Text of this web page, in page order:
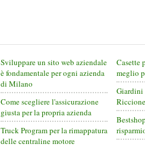
Sviluppare un sito web aziendale
è fondamentale per ogni azienda
di Milano
Come scegliere l'assicurazione
giusta per la propria azienda
Truck Program per la rimappatura
delle centraline motore
Casette
meglio
Giardini
Riccione